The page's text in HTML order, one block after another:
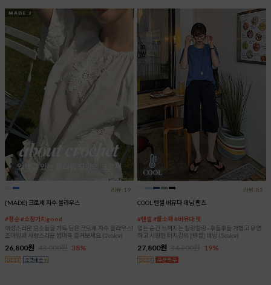
리뷰:19
[MADE] 크로셰 자수 블라우스
#청순 #소장가치good
여성스러운 요소들을 가득 담은 크로셰 자수 블라우스!
조아맘과 사랑스러운 썸머룩 즐겨보세요 (2color)
26,800원 38%
리뷰:83
COOL 텐셀 버뮤다 데님 팬츠
#텐셀 #쿨소재 #버뮤다 핏
입는 순간 느껴지는 찰랑찰랑~후들후들 가볍고 유연
하고 시원한 터치감의 [텐셀] 데님 (5color)
27,800원 19%